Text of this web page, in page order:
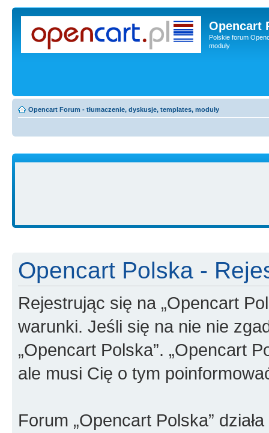
Opencart
Polskie forum
moduły
Opencart Forum - tłumaczenie, dyskusje, templates, moduły
Opencart Polska -
Rejestrując się na „Opencart
warunki. Jeśli się na nie nie
„Opencart Polska”. „Opencart
ale musi Cię o tym
Forum „Opencart Polska”